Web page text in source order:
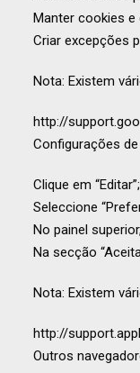
Manter cookies e
Criar excepções
Nota: Existem
http://
Configurações
Clique em “Editar”;
Seleccione
No painel
Na secção
Nota: Existem
http://
Outros